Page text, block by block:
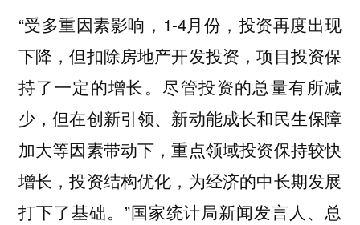
“受多重因素影响，1-4月份，投资再度出现
下降，但扣除房地产开发投资，项目投资保
持了一定的增长。尽管投资的总量有所减
少，但在创新引领、新动能成长和民生保障
加大等因素带动下，重点领域投资保持较快
增长，投资结构优化，为经济的中长期发展
打下了基础。”国家统计局新闻发言人、总